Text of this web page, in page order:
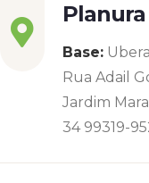
Planura
Base:
Rua Adail
Jardim
34 99319-